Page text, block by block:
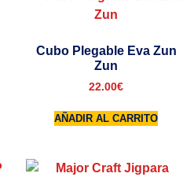
Cubo Plegable Eva Zun
Zun
22.00€
AÑADIR AL CARRITO